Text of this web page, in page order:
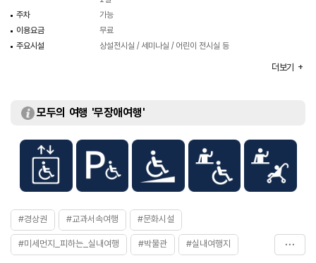
주차
가능
이용요금
무료
주요시설
상설전시실 / 세미나실 / 어린이 전시실 등
더보기
모두의 여행 '무장애여행'
#경상권 #교과서속여행 #문화시설
#미세먼지_피하는_실내여행 #박물관 #실내여행지